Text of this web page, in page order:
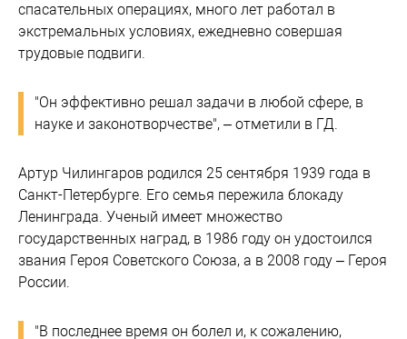
спасательных операциях, много лет работал в
экстремальных условиях, ежедневно совершая
трудовые подвиги.
"Он эффективно решал задачи в любой сфере, в
науке и законотворчестве", – отметили в ГД.
Артур Чилингаров родился 25 сентября 1939 года в
Санкт-Петербурге. Его семья пережила блокаду
Ленинграда. Ученый имеет множество
государственных наград, в 1986 году он удостоился
звания Героя Советского Союза, а в 2008 году – Героя
России.
"В последнее время он болел и, к сожалению,